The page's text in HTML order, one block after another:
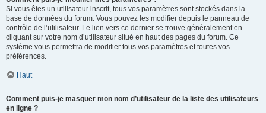
Si vous êtes un utilisateur inscrit, tous vos paramètres sont stockés dans la
base de données du forum. Vous pouvez les modifier depuis le panneau de
contrôle de l’utilisateur. Le lien vers ce dernier se trouve généralement en
cliquant sur votre nom d’utilisateur situé en haut des pages du forum. Ce
système vous permettra de modifier tous vos paramètres et toutes vos
préférences.
Haut
Comment puis-je masquer mon nom d’utilisateur de la liste des utilisateurs
en ligne ?